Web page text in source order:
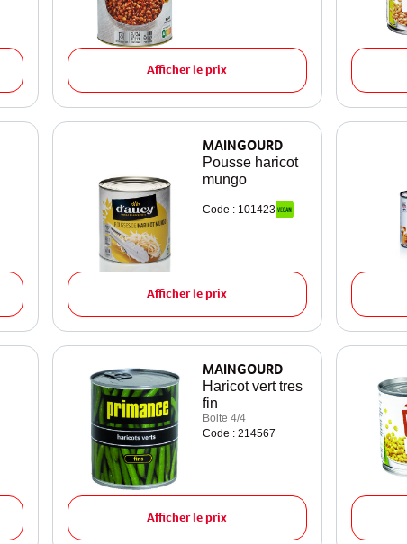
Afficher le prix
MAINGOURD
Pousse haricot
mungo
Code : 101423
Afficher le prix
MAINGOURD
Haricot vert tres
fin
Boite 4/4
Code : 214567
Afficher le prix